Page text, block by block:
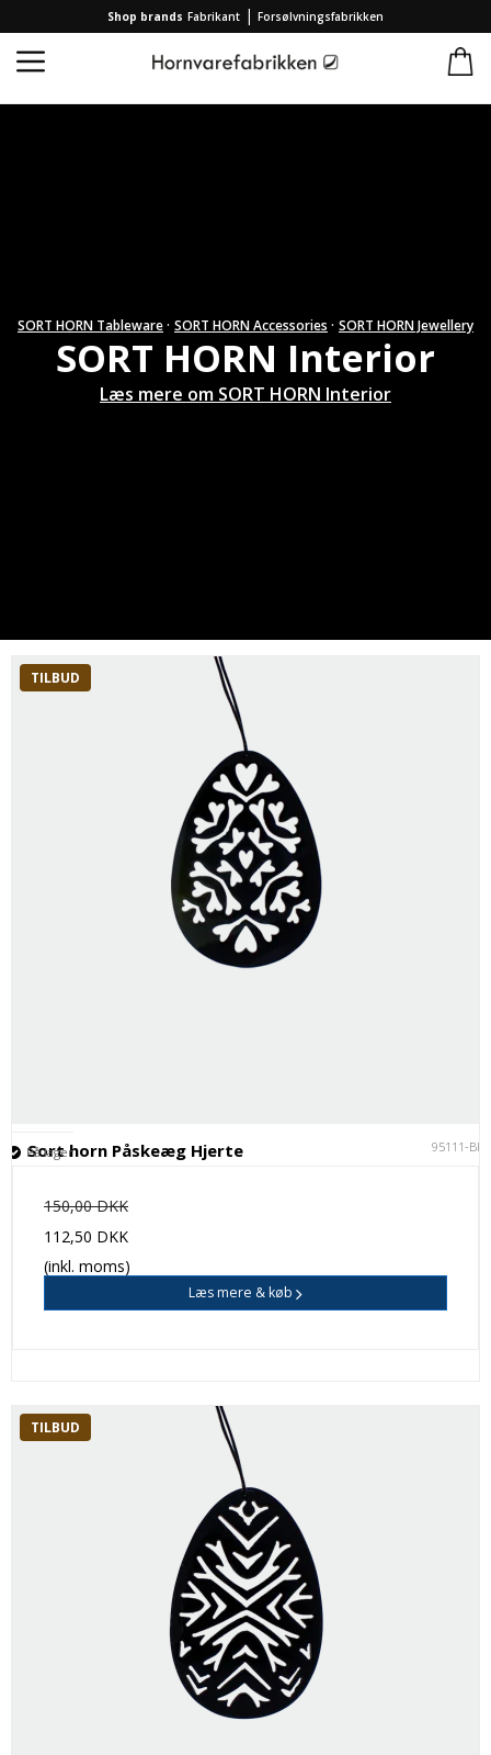
Shop brands Fabrikant | Forsølvningsfabrikken
Kollektion / SORT HORN / SORT HORN Interior
SORT HORN Tableware· SORT HORN Accessories · SORT HORN Jewellery
SORT HORN Interior
Læs mere om SORT HORN Interior
TILBUD
Sort horn Påskeæg Hjerte 95111-BK
På lager
150,00 DKK
112,50 DKK
(inkl. moms)
Læs mere & køb
TILBUD